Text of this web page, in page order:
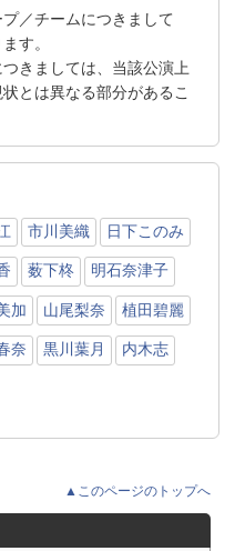
／チームにつきまして
す。
きましては、当該公演上
とは異なる部分があるこ
市川美織 日下このみ
薮下柊 明石奈津子
加 山尾梨奈 植田碧麗
奈 黒川葉月 内木志
▲このページのトップへ